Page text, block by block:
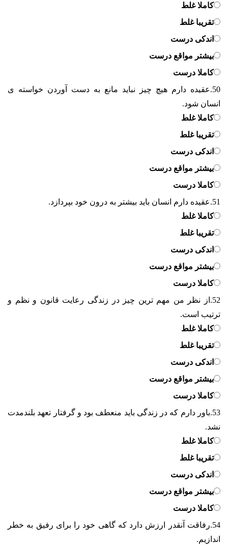
کاملا غلط
تقریبا غلط
اندکی درست
بیشتر مواقع درست
کاملا درست
50. عقیده دارم هیچ چیز نباید مانع به دست آوردن خواسته ی
انسان شود.
کاملا غلط
تقریبا غلط
اندکی درست
بیشتر مواقع درست
کاملا درست
51. عقیده دارم انسان باید بیشتر به درون خود بپردازد.
کاملا غلط
تقریبا غلط
اندکی درست
بیشتر مواقع درست
کاملا درست
52. از نظر من مهم ترین چیز در زندگی رعایت قانون و نظم و
ترتیب است.
کاملا غلط
تقریبا غلط
اندکی درست
بیشتر مواقع درست
کاملا درست
53. باور دارم که در زندگی باید منعطف بود و گرفتار تعهد بلندمدت
نشد.
کاملا غلط
تقریبا غلط
اندکی درست
بیشتر مواقع درست
کاملا درست
54. رفاقت آنقدر ارزش دارد که گاهی خود را برای رفیق به خطر
اندازیم.